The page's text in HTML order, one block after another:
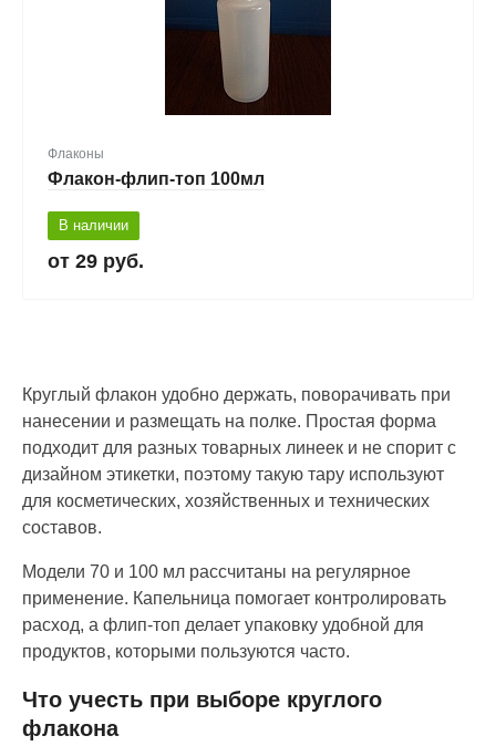
Флаконы
Флакон-флип-топ 100мл
В наличии
29 руб.
Круглый флакон удобно держать, поворачивать при
нанесении и размещать на полке. Простая форма
подходит для разных товарных линеек и не спорит с
дизайном этикетки, поэтому такую тару используют
для косметических, хозяйственных и технических
составов.
Модели 70 и 100 мл рассчитаны на регулярное
применение. Капельница помогает контролировать
расход, а флип-топ делает упаковку удобной для
продуктов, которыми пользуются часто.
Что учесть при выборе круглого
флакона